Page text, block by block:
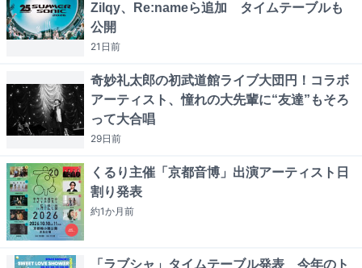
Zilqy、Re:nameら追加 タイムテーブルも
公開
21日前
奇妙礼太郎の初武道館ライブ大団円！コラボ
アーティスト、憧れの大先輩に“友達”もそろ
って大合唱
29日前
くるり主催「京都音博」出演アーティスト日
割り発表
約1か月前
「ラブシャ」タイムテーブル発表 今年のト